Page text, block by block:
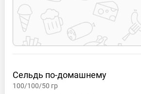
Сельдь по-домашнему
100/100/50 гр